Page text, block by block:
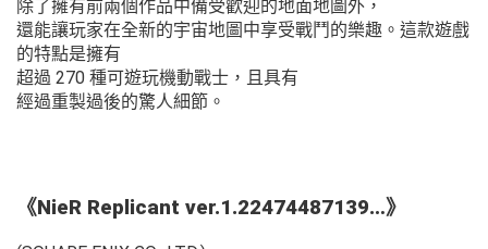
除了擁有前兩個作品中備受歡迎的地面地圖外，
還能讓玩家在全新的宇宙地圖中享受戰鬥的樂趣。這款遊戲
的特點是擁有
超過 270 種可遊玩機動戰士，且具有
經過重製過後的驚人細節。
《NieR Replicant ver.1.22474487139…》